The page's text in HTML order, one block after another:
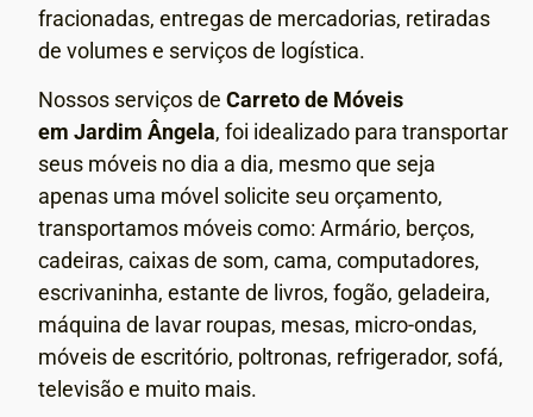
fracionadas, entregas de mercadorias, retiradas
de volumes e serviços de logística.
Nossos serviços de Carreto de Móveis
em Jardim Ângela, foi idealizado para transportar
seus móveis no dia a dia, mesmo que seja
apenas uma móvel solicite seu orçamento,
transportamos móveis como: Armário, berços,
cadeiras, caixas de som, cama, computadores,
escrivaninha, estante de livros, fogão, geladeira,
máquina de lavar roupas, mesas, micro-ondas,
móveis de escritório, poltronas, refrigerador, sofá,
televisão e muito mais.